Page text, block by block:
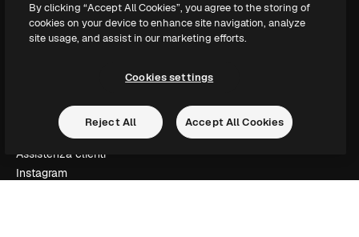
Eventi
Slidesgo
Contattaci
Assistenza clienti
Instagram
By clicking “Accept All Cookies”, you agree to the storing of
cookies on your device to enhance site navigation, analyze
site usage, and assist in our marketing efforts.
Cookies settings
Reject All Accept All Cookies